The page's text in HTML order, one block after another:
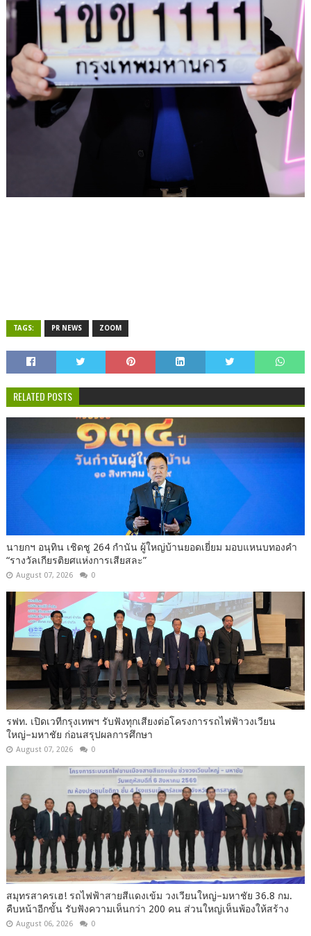
TAGS: PR NEWS ZOOM
RELATED POSTS
นายกฯ อนุทิน เชิดชู 264 กำนัน ผู้ใหญ่บ้านยอดเยี่ยม มอบแหนบทองคำ
“รางวัลเกียรติยศแห่งการเสียสละ”
August 07, 2026 0
รฟท. เปิดเวทีกรุงเทพฯ รับฟังทุกเสียงต่อโครงการรถไฟฟ้าวงเวียน
ใหญ่–มหาชัย ก่อนสรุปผลการศึกษา
August 07, 2026 0
สมุทรสาครเฮ! รถไฟฟ้าสายสีแดงเข้ม วงเวียนใหญ่–มหาชัย 36.8 กม.
คืบหน้าอีกขั้น รับฟังความเห็นกว่า 200 คน ส่วนใหญ่เห็นพ้องให้สร้าง
August 06, 2026 0